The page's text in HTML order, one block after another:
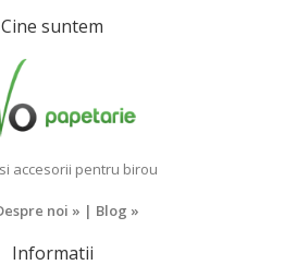
Cine suntem
accesorii pentru birou
noi » | Blog »
Informatii